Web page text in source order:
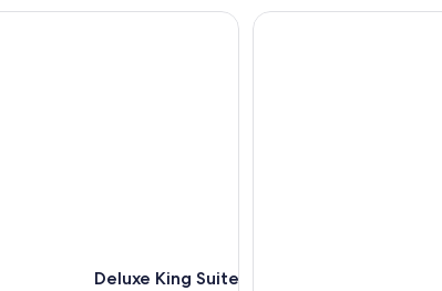
Deluxe King Suite